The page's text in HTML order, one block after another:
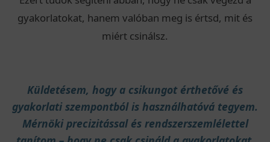
gyakorlatokat, hanem valóban meg is értsd, mit és
miért csinálsz.
Küldetésem, hogy a csikungot érthetővé és
gyakorlati szempontból is használhatóvá tegyem.
Mérnöki precizitással és rendszerszemlélettel